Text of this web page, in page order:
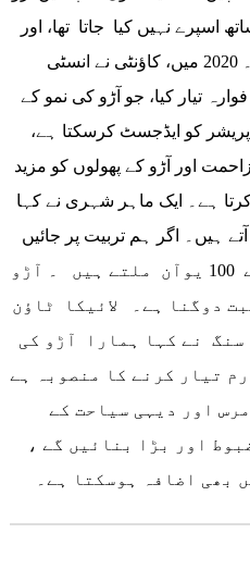
اسپرے نہیں کیا جاتا تھا، اور
اس کی پیداوار بہت ہی کم تھی۔ 2020 میں، کاؤنٹی نے انسٹی
تیار کیا، جو آڑو کی نمو کے
کو ایڈجسٹ کرسکتا ہے،
اور آڑو کے پھولوں کو مزید
ہے۔ ایک ماہر شہری نے کہا
ہیں۔ اگر ہم تربیت پر جائیں
تو ہمیں حصہ لینے پر ایک دن کے 100 یوآن ملتے ہیں ۔ آڑو
دوگنا ہے۔ لائیکا ٹاؤن
سنگ نے کہا ہمارا آڑو کی
تیار کرنے کا منصوبہ ہے
اور دیہی سیاحت کے
اور بڑا بنائیں گے ،
بھی اضافہ ہوسکتا ہے۔